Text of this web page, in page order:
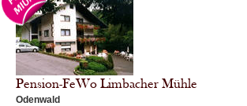
Pension-FeWo Limbacher Mühle
Odenwald